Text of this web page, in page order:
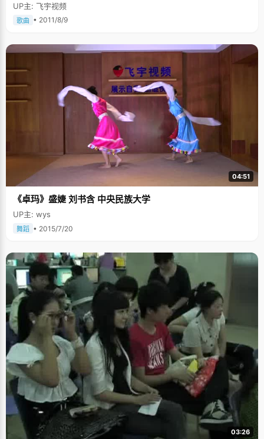
UP主: 飞宇视频
歌曲 • 2011/8/9
04:51
《卓玛》盛婕 刘书含 中央民族大学
UP主: wys
舞蹈 • 2015/7/20
03:26